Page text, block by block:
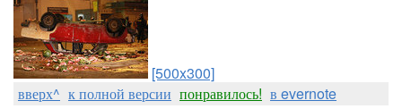
[500x300]
вверх^ к полной версии понравилось! в evernote